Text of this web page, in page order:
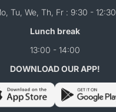
Tu, We, Th, Fr : 9:30 - 12:30
Lunch break
13:00 - 14:00
DOWNLOAD OUR APP!